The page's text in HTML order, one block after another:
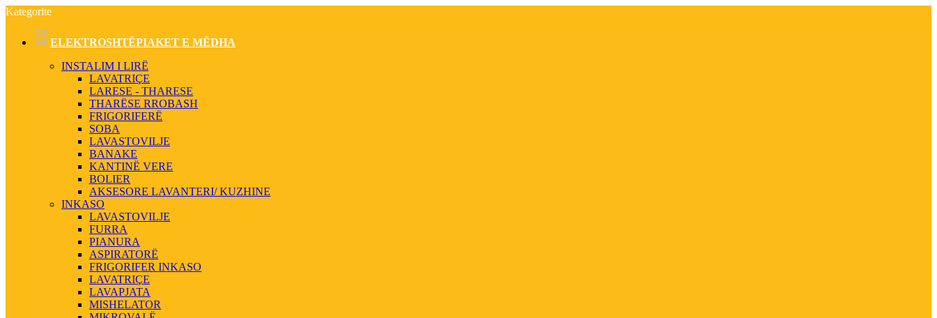
Kategorite
ELEKTROSHTËPIAKET E MËDHA
INSTALIM I LIRË
LAVATRIÇE
LARESE - THARESE
THARËSE RROBASH
FRIGORIFERË
SOBA
LAVASTOVILJE
BANAKE
KANTINË VERE
BOLIER
AKSESORE LAVANTERI/ KUZHINE
INKASO
LAVASTOVILJE
FURRA
PIANURA
ASPIRATORË
FRIGORIFER INKASO
LAVATRIÇE
LAVAPJATA
MISHELATOR